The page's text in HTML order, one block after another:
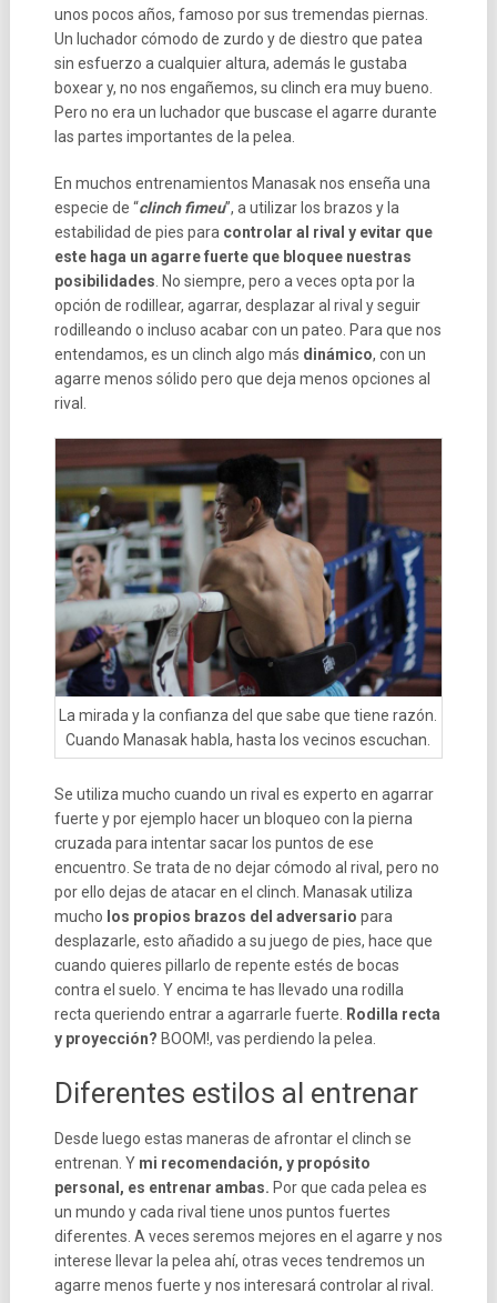
unos pocos años, famoso por sus tremendas piernas.
Un luchador cómodo de zurdo y de diestro que patea
sin esfuerzo a cualquier altura, además le gustaba
boxear y, no nos engañemos, su clinch era muy bueno.
Pero no era un luchador que buscase el agarre durante
las partes importantes de la pelea.
En muchos entrenamientos Manasak nos enseña una
especie de “clinch fimeu”, a utilizar los brazos y la
estabilidad de pies para controlar al rival y evitar que
este haga un agarre fuerte que bloquee nuestras
posibilidades. No siempre, pero a veces opta por la
opción de rodillear, agarrar, desplazar al rival y seguir
rodilleando o incluso acabar con un pateo. Para que nos
entendamos, es un clinch algo más dinámico, con un
agarre menos sólido pero que deja menos opciones al
rival.
La mirada y la confianza del que sabe que tiene razón.
Cuando Manasak habla, hasta los vecinos escuchan.
Se utiliza mucho cuando un rival es experto en agarrar
fuerte y por ejemplo hacer un bloqueo con la pierna
cruzada para intentar sacar los puntos de ese
encuentro. Se trata de no dejar cómodo al rival, pero no
por ello dejas de atacar en el clinch. Manasak utiliza
mucho los propios brazos del adversario para
desplazarle, esto añadido a su juego de pies, hace que
cuando quieres pillarlo de repente estés de bocas
contra el suelo. Y encima te has llevado una rodilla
recta queriendo entrar a agarrarle fuerte. Rodilla recta
y proyección? BOOM!, vas perdiendo la pelea.
Diferentes estilos al entrenar
Desde luego estas maneras de afrontar el clinch se
entrenan. Y mi recomendación, y propósito
personal, es entrenar ambas. Por que cada pelea es
un mundo y cada rival tiene unos puntos fuertes
diferentes. A veces seremos mejores en el agarre y nos
interese llevar la pelea ahí, otras veces tendremos un
agarre menos fuerte y nos interesará controlar al rival.